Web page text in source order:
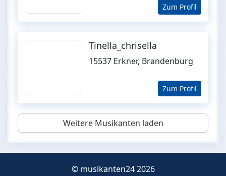
Zum Profil
Tinella_chrisella
15537 Erkner, Brandenburg
Zum Profil
Weitere Musikanten laden
© musikanten24 2026